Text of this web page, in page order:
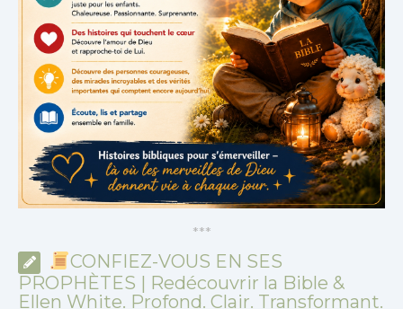
***
CONFIEZ-VOUS EN SES
PROPHÈTES | Redécouvrir la Bible &
Ellen White. Profond. Clair. Transformant.